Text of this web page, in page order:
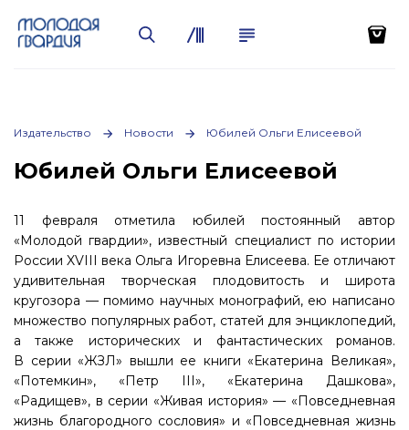
Издательство Новости Юбилей Ольги Елисеевой
Юбилей Ольги Елисеевой
11 февраля отметила юбилей постоянный автор
«Молодой гвардии», известный специалист по истории
России XVIII века Ольга Игоревна Елисеева. Ее отличают
удивительная творческая плодовитость и широта
кругозора — помимо научных монографий, ею написано
множество популярных работ, статей для энциклопедий,
а также исторических и фантастических романов.
В серии «ЖЗЛ» вышли ее книги «Екатерина Великая»,
«Потемкин», «Петр III», «Екатерина Дашкова»,
«Радищев», в серии «Живая история» — «Повседневная
жизнь благородного сословия» и «Повседневная жизнь